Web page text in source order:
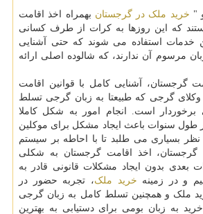
" خرید ملک در گرجستان بهمراه اخذ اقامت
که این روزها به کرات از طرف کسانی
خدمات استفاده می شوند که حتی آشنایی
مرسوم آن ندارند، که شالوده اصلی ارائه
گرجستان، آشنایی کامل با قوانین اقامت
وکلای گرجی که طبیعتا به زبان گرجی تسلط
برخوردار است. انجام امور به شکل کاملا
طول سنوات باعث ایجاد مشکل برای موکلین
بسیاری می طلبد تا با احاطه بر سیستم
گرجستان، اخذ اقامت گرجستان به شکلی
بعدی بدون ایجاد مشکلات قانونی قادر به
و در زمینه خرید ملک، تجربه حضور در
ملک و همچنین تسلط کامل به زبان گرجی
به زبان بومی برای دستیابی به بهترین